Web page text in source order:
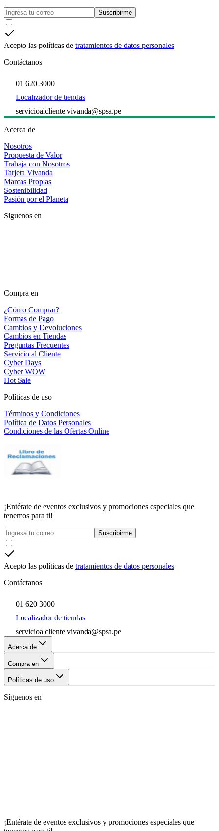
Suscribirme
Acepto las políticas de tratamientos de datos personales
Contáctanos
01 620 3000
Localizador de tiendas
servicioalcliente.vivanda@spsa.pe
Acerca de
Nosotros
Propuesta de Valor
Trabaja con Nosotros
Tarjeta Vivanda
Marcas Propias
Sostenibilidad
Pasión por el Planeta
Síguenos en
Compra en
¿Cómo Comprar?
Formas de Pago
Cambios y Devoluciones
Cambios en Tiendas
Preguntas Frecuentes
Servicio al Cliente
Cyber Days
Cyber WOW
Hot Sale
Políticas de uso
Términos y Condiciones
Política de Datos Personales
Condiciones de las Ofertas Online
¡Entérate de eventos exclusivos y promociones especiales que
tenemos para ti!
Suscribirme
Acepto las políticas de tratamientos de datos personales
Contáctanos
01 620 3000
Localizador de tiendas
servicioalcliente.vivanda@spsa.pe
Acerca de
Compra en
Políticas de uso
Síguenos en
¡Entérate de eventos exclusivos y promociones especiales que